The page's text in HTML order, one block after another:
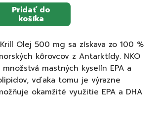
Pridať do
košíka
Olej 500 mg sa získava zo 100 %
kôrovcov z Antarktídy. NKO
mastných kyselín EPA a
vďaka tomu je výrazne
okamžité využitie EPA a DHA